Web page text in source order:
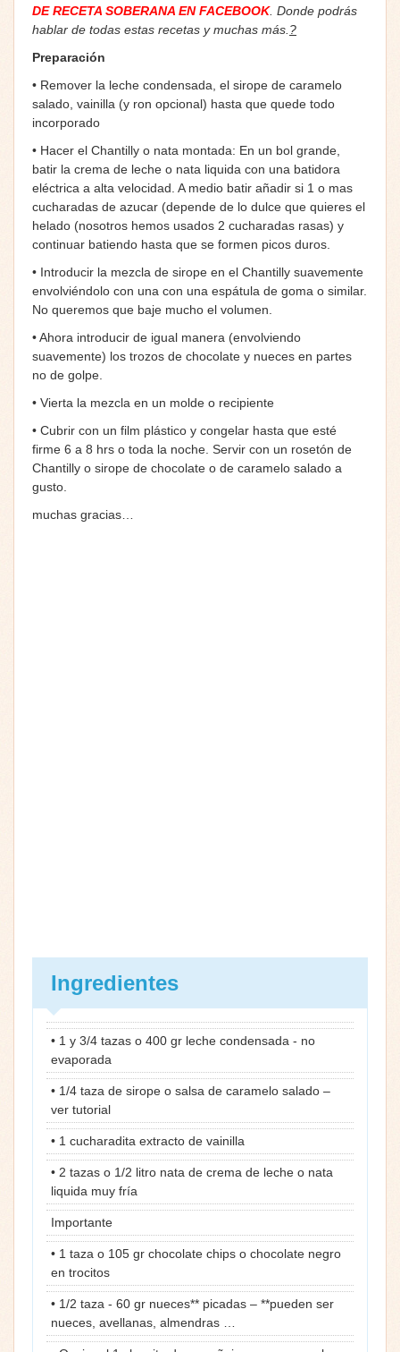
DE RECETA SOBERANA EN FACEBOOK. Donde podrás
hablar de todas estas recetas y muchas más. ?
Preparación
• Remover la leche condensada, el sirope de caramelo
salado, vainilla (y ron opcional) hasta que quede todo
incorporado
• Hacer el Chantilly o nata montada: En un bol grande,
batir la crema de leche o nata liquida con una batidora
eléctrica a alta velocidad. A medio batir añadir si 1 o mas
cucharadas de azucar (depende de lo dulce que quieres el
helado (nosotros hemos usados 2 cucharadas rasas) y
continuar batiendo hasta que se formen picos duros.
• Introducir la mezcla de sirope en el Chantilly suavemente
envolviéndolo con una con una espátula de goma o similar.
No queremos que baje mucho el volumen.
• Ahora introducir de igual manera (envolviendo
suavemente) los trozos de chocolate y nueces en partes
no de golpe.
• Vierta la mezcla en un molde o recipiente
• Cubrir con un film plástico y congelar hasta que esté
firme 6 a 8 hrs o toda la noche. Servir con un rosetón de
Chantilly o sirope de chocolate o de caramelo salado a
gusto.
muchas gracias…
Ingredientes
• 1 y 3/4 tazas o 400 gr leche condensada - no
evaporada
• 1/4 taza de sirope o salsa de caramelo salado –
ver tutorial
• 1 cucharadita extracto de vainilla
• 2 tazas o 1/2 litro nata de crema de leche o nata
liquida muy fría
Importante
• 1 taza o 105 gr chocolate chips o chocolate negro
en trocitos
• 1/2 taza - 60 gr nueces** picadas – **pueden ser
nueces, avellanas, almendras …